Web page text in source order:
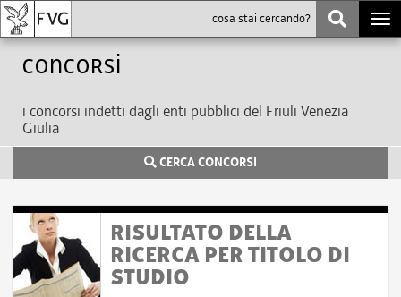
Concorsi
i concorsi indetti dagli enti pubblici del Friuli Venezia
Giulia
CERCA CONCORSI
RISULTATO DELLA
RICERCA PER TITOLO DI
STUDIO